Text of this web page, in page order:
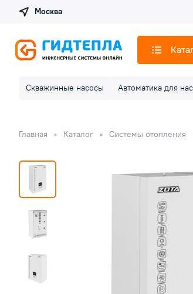
Москва
Скважинные насосы Автоматика для
Главная Каталог Системы отопления